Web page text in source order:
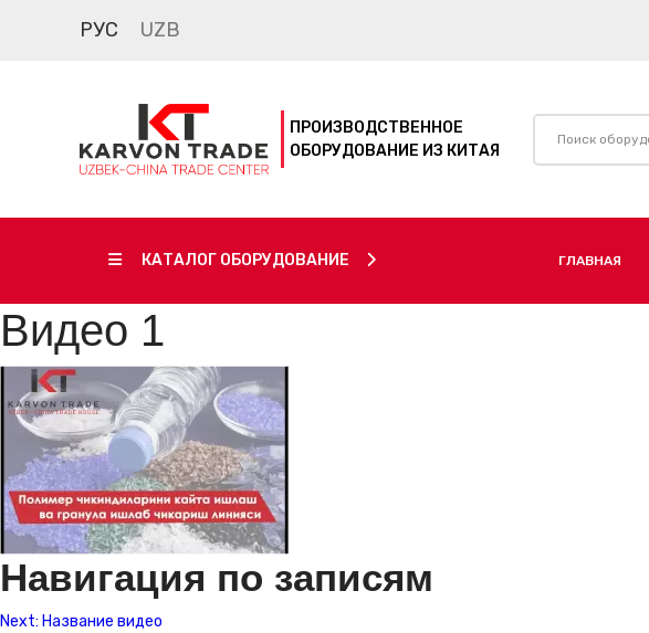
РУС UZB
ПРОИЗВОДСТВЕННОЕ
ОБОРУДОВАНИЕ ИЗ КИТАЯ
КАТАЛОГ ОБОРУДОВАНИЕ ГЛАВНАЯ
Видео 1
Навигация по записям
Next: Название видео